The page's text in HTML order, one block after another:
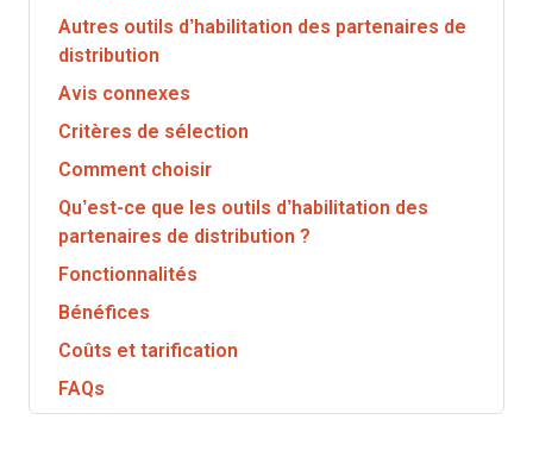
Autres outils d’habilitation des partenaires de
distribution
Avis connexes
Critères de sélection
Comment choisir
Qu’est-ce que les outils d’habilitation des
partenaires de distribution ?
Fonctionnalités
Bénéfices
Coûts et tarification
FAQs